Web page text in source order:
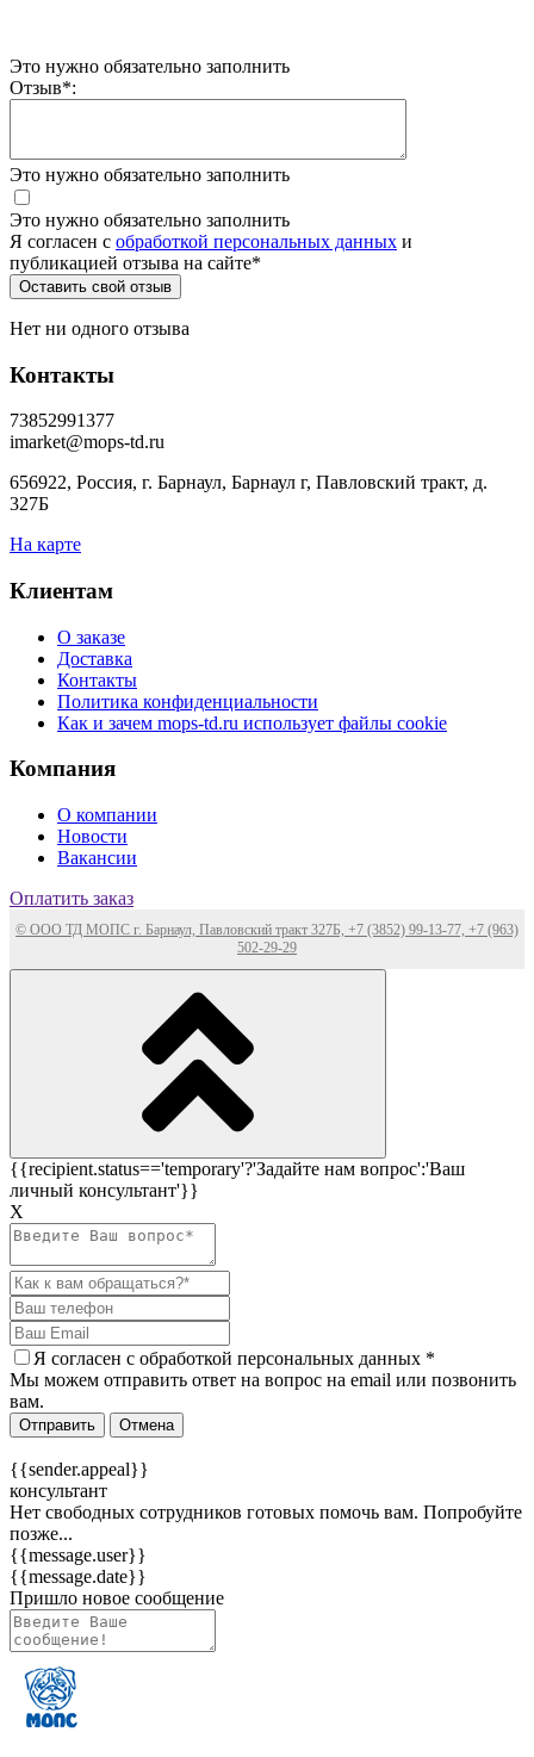
Это нужно обязательно заполнить
Отзыв*:
Это нужно обязательно заполнить
Это нужно обязательно заполнить
Я согласен c обработкой персональных данных и
публикацией отзыва на сайте*
Нет ни одного отзыва
Контакты
73852991377
imarket@mops-td.ru
656922, Россия, г. Барнаул, Барнаул г, Павловский тракт, д.
327Б
На карте
Клиентам
О заказе
Доставка
Контакты
Политика конфиденциальности
Как и зачем mops-td.ru использует файлы cookie
Компания
О компании
Новости
Вакансии
Оплатить заказ
© ООО ТД МОПС г. Барнаул, Павловский тракт 327Б, +7 (3852) 99-13-77, +7 (963)
502-29-29
{{recipient.status=='temporary'?'Задайте нам вопрос':'Ваш
личный консультант'}}
Х
Я согласен c обработкой персональных данных *
Мы можем отправить ответ на вопрос на email или позвонить
вам.
Отправить Отмена
{{sender.appeal}}
консультант
Нет свободных сотрудников готовых помочь вам. Попробуйте
позже...
{{message.user}}
{{message.date}}
Пришло новое сообщение